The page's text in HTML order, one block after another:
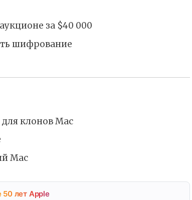
за $40 000
шифрование
клонов Mac
Mac
лет Apple